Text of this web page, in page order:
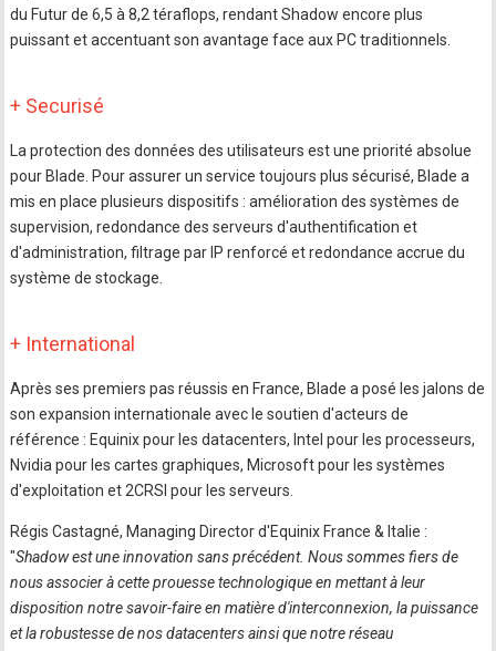
du Futur de 6,5 à 8,2 téraflops, rendant Shadow encore plus
puissant et accentuant son avantage face aux PC traditionnels.
+ Securisé
La protection des données des utilisateurs est une priorité absolue
pour Blade. Pour assurer un service toujours plus sécurisé, Blade a
mis en place plusieurs dispositifs : amélioration des systèmes de
supervision, redondance des serveurs d'authentification et
d'administration, filtrage par IP renforcé et redondance accrue du
système de stockage.
+ International
Après ses premiers pas réussis en France, Blade a posé les jalons de
son expansion internationale avec le soutien d'acteurs de
référence : Equinix pour les datacenters, Intel pour les processeurs,
Nvidia pour les cartes graphiques, Microsoft pour les systèmes
d'exploitation et 2CRSI pour les serveurs.
Régis Castagné, Managing Director d'Equinix France & Italie :
"Shadow est une innovation sans précédent. Nous sommes fiers de
nous associer à cette prouesse technologique en mettant à leur
disposition notre savoir-faire en matière d'interconnexion, la puissance
et la robustesse de nos datacenters ainsi que notre réseau